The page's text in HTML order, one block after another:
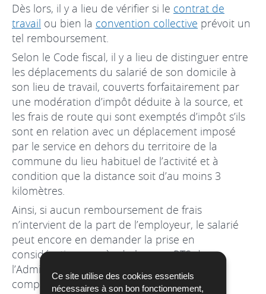
Ce site utilise des cookies essentiels
nécessaires à son bon fonctionnement,
Dès lors, il y a lieu de vérifier si le contrat de
travail ou bien la convention collective prévoit un
tel remboursement.
Selon le Code fiscal, il y a lieu de distinguer entre
les déplacements du salarié de son domicile à
son lieu de travail, couverts forfaitairement par
une modération d’impôt déduite à la source, et
les frais de route qui sont exemptés d’impôt s’ils
sont en relation avec un déplacement imposé
par le service en dehors du territoire de la
commune du lieu habituel de l’activité et à
condition que la distance soit d’au moins 3
kilomètres.
Ainsi, si aucun remboursement de frais
n’intervient de la part de l’employeur, le salarié
peut encore en demander la prise en
considération auprès du bureau RTS de
l’Administration des contributions directes
compétent.